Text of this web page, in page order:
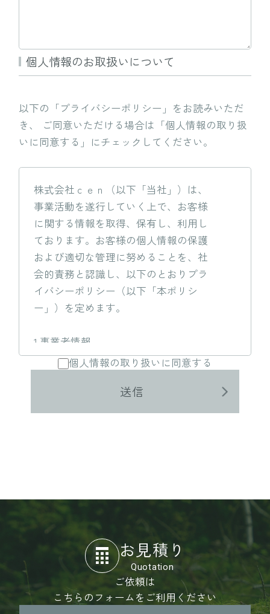
個人情報のお取扱いについて
以下の「プライバシーポリシー」をお読みいただ
き、
ご同意いただける場合は「個人情報の取り扱
いに同意する」にチェックしてください。
株式会社ｃｅｎ（以下「当社」）は、
事業活動を遂行していく上で、お客様
に関する情報を取得、保有し、利用し
ております。お客様の個人情報の保護
および適切な管理に努めることを、社
会的責務と認識し、以下のとおりプラ
イバシーポリシー（以下「本ポリシ
ー」）を定めます。
1.事業者情報
事業者：株式会社ｃｅｎ
〒370-0841
について、個人情報の保護に関する法
律、個人情報保護に関するガイドライ
ン等の指針、その他個人情報保護に関
する関係法令を遵守します。
3.個人情報
個人情報の取り扱いに同意する
送信
お見積り
Quotation
ご依頼は
こちらのフォームをご利用ください